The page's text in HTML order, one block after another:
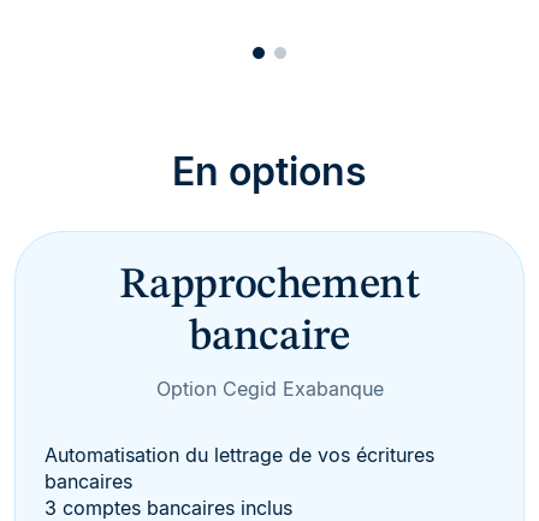
En options
Rapprochement
bancaire
Option Cegid Exabanque
Automatisation du lettrage de vos écritures
bancaires
3 comptes bancaires inclus